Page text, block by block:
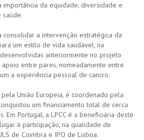
importância da equidade, diversidade e
saúde.
consolidar a intervenção estratégica da
um estilo de vida saudável, na
anteriormente no projeto
apoio entre pares, nomeadamente entre
a experiência pessoal de cancro.
União Europeia, é coordenado pela
um financiamento total de cerca
Em Portugal, a LPCC é a beneficiária deste
à participação, na qualidade de
de Coimbra e IPO de Lisboa.